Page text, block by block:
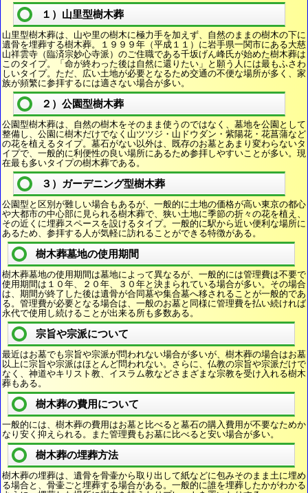
１）山里型樹木葬
山里型樹木葬は、山や里の樹木に極力手を加えず、自然のままの樹木の下に
遺骨を埋葬する樹木葬。１９９９年（平成１１）に岩手県一関市にある大慈
山祥雲寺（臨済宗妙心寺派）のご住職である千坂げん峰氏が始めた樹木葬は
このタイプ。「命が終わった後は自然に還りたい」と願う人には最もふさわ
しいタイプ。ただ、広い土地が必要となるため交通の不便な場所が多く、家
族が頻繁に参拝するには適さない場合が多い。
２）公園型樹木葬
公園型樹木葬は、自然の樹木をそのまま使うのではなく、墓地を公園として
整備し、公園に樹木だけでなく山ツツジ・山ドウダン・紫陽花・花菖蒲など
の花を植えるタイプ。墓石がない以外は、既存のお墓とあまり変わらないタ
イプで、一般的に利便性の良い場所にあるため参拝しやすいことが多い。現
在最も多いタイプの樹木葬である。
３）ガーデニング型樹木葬
公園型と区別が難しい場合もあるが、一般的に土地の価格が高い東京の都心
や大都市の中心部に見られる樹木葬で、狭い土地に季節の折々の花を植え、
その近くに埋葬スペースを設けるタイプ。一般的に駅から近い便利な場所に
あるため、参拝する人が気軽に訪れることができる特徴がある。
樹木葬墓地の使用期間
樹木葬墓地の使用期間は墓地によって異なるが、一般的には管理費は不要で
使用期間は１０年、２０年、３０年と決まられている場合が多い。その場合
は、期間が終了した後は遺骨が合同墓や集合墓へ移されることが一般的であ
る。管理費が必要となる場合は、一般のお墓と同様に管理費を払い続ければ
永代で使用し続けることが出来る所も多数ある。
宗旨や宗派について
最近はお墓でも宗旨や宗派が問われない場合が多いが、樹木葬の場合はお墓
以上に宗旨や宗派はほとんど問われない。さらに、仏教の宗旨や宗派だけで
なく、神道やキリスト教、イスラム教などさまざまな宗教を受け入れる樹木
葬もある。
樹木葬の費用について
一般的には、樹木葬の費用はお墓と比べると墓石の購入費用が不要なためか
なり安く抑えられる。また管理費もお墓に比べると安い場合が多い。
樹木葬の埋葬方法
樹木葬の埋葬は、遺骨を骨壷から取り出して紙などに包みそのまま土に埋め
る場合と、骨壷ごと埋葬する場合がある。一般的に誰を埋葬したかがわかる